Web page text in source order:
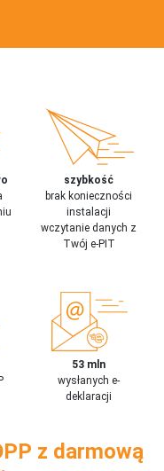
szybkość
brak konieczności
instalacji
wczytanie danych z
Twój e-PIT
53 mln
wysłanych e-
deklaracji
z darmową